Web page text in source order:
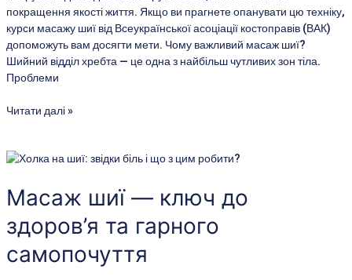
покращення якості життя. Якщо ви прагнете опанувати цю техніку,
курси масажу шиї від Всеукраїнської асоціації костоправів (ВАК)
допоможуть вам досягти мети. Чому важливий масаж шиї?
Шийний відділ хребта — це одна з найбільш чутливих зон тіла.
Проблеми
Читати далі »
Масаж шиї — ключ до
здоров’я та гарного
самопочуття
Масаж
—
ключ
до
здоров’я
та